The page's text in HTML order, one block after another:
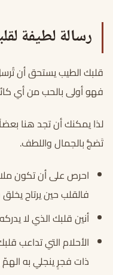
رسالة لطيفة
قلبك الطيب يستحق أن تُرسل
فهو أولى بالحب من أي
لذا يمكنك أن تجد هنا
تَضجُّ بالجمال واللطف.
احرص على أن تكون
فالقلب حين يرتاح
أنين قلبك الذي لا
الأحلام التي تداعب
ذات فجرٍ ينجلي به